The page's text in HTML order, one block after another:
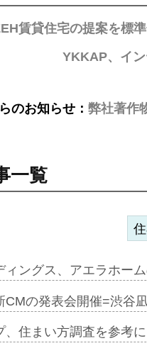
賃貸住宅の提案を標
YKKAP、イ
のお知らせ： 弊社著作
一覧
ィングス、アエラホー
CMの発表会開催=渋谷
、住まい方調査を参考